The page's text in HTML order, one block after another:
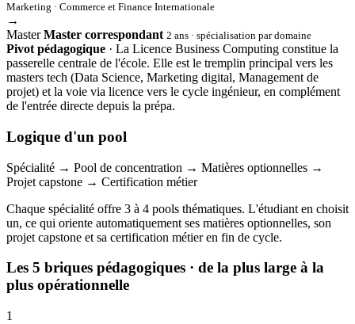
Marketing · Commerce et Finance Internationale
→
Master Master correspondant 2 ans · spécialisation par domaine
Pivot pédagogique · La Licence Business Computing constitue la
passerelle centrale de l'école. Elle est le tremplin principal vers les
masters tech (Data Science, Marketing digital, Management de
projet) et la voie via licence vers le cycle ingénieur, en complément
de l'entrée directe depuis la prépa.
Logique d'un pool
Spécialité → Pool de concentration → Matières optionnelles →
Projet capstone → Certification métier
Chaque spécialité offre 3 à 4 pools thématiques. L'étudiant en choisit
un, ce qui oriente automatiquement ses matières optionnelles, son
projet capstone et sa certification métier en fin de cycle.
Les 5 briques pédagogiques · de la plus large à la
plus opérationnelle
1